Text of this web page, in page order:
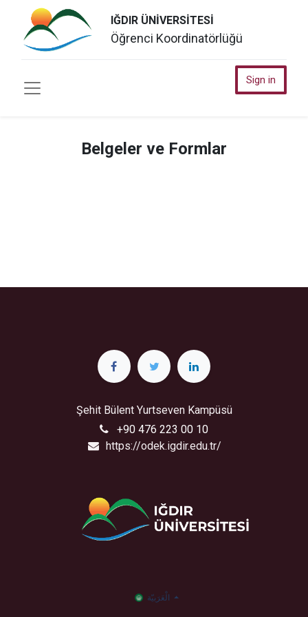
IĞDIR ÜNİVERSİTESİ
Öğrenci Koordinatörlüğü
Sign in
Belgeler ve Formlar
Şehit Bülent Yurtseven Kampüsü
+90 476 223 00 10
https://odek.igdir.edu.tr/
الْعَرَبيّة